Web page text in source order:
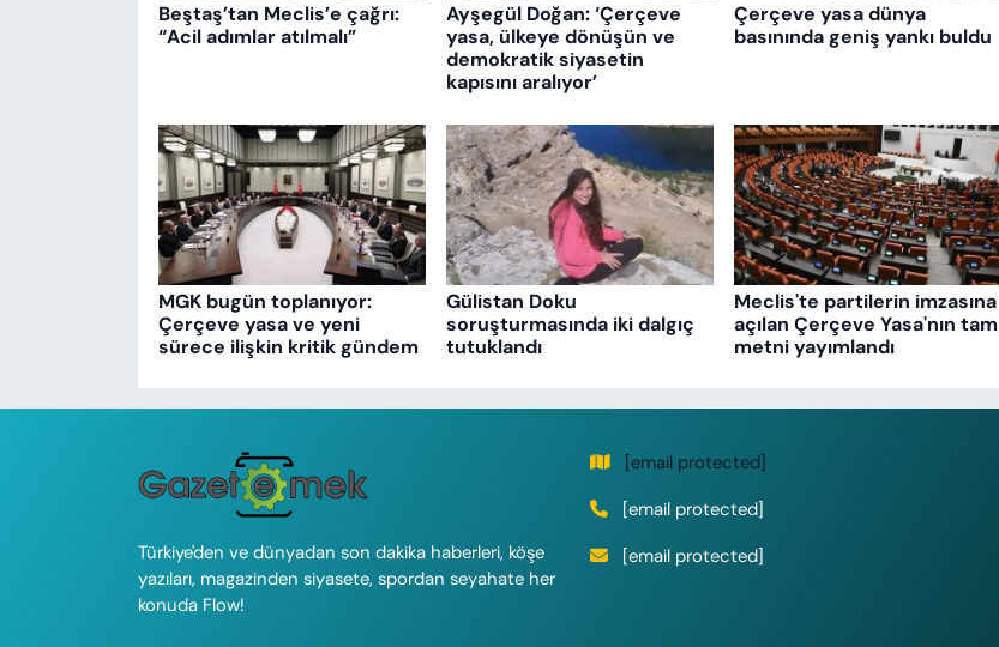
Beştaş’tan Meclis’e çağrı:
“Acil adımlar atılmalı”
Ayşegül Doğan: ‘Çerçeve
yasa, ülkeye dönüşün ve
demokratik siyasetin
kapısını aralıyor’
Çerçeve yasa dünya
basınında geniş yankı buldu
MGK bugün toplanıyor:
Çerçeve yasa ve yeni
sürece ilişkin kritik gündem
Gülistan Doku
soruşturmasında iki dalgıç
tutuklandı
Meclis'te partilerin imzasına
açılan Çerçeve Yasa'nın tam
metni yayımlandı
Türkiye'den ve dünyadan son dakika haberleri, köşe
yazıları, magazinden siyasete, spordan seyahate her
konuda Flow!
[email protected]
[email protected]
[email protected]